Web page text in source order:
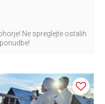
Ne spreglejte ostalih